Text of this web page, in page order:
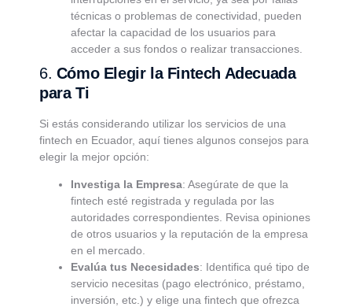
técnicas o problemas de conectividad, pueden
afectar la capacidad de los usuarios para
acceder a sus fondos o realizar transacciones.
6. Cómo Elegir la Fintech Adecuada
para Ti
Si estás considerando utilizar los servicios de una
fintech en Ecuador, aquí tienes algunos consejos para
elegir la mejor opción:
Investiga la Empresa: Asegúrate de que la
fintech esté registrada y regulada por las
autoridades correspondientes. Revisa opiniones
de otros usuarios y la reputación de la empresa
en el mercado.
Evalúa tus Necesidades: Identifica qué tipo de
servicio necesitas (pago electrónico, préstamo,
inversión, etc.) y elige una fintech que ofrezca